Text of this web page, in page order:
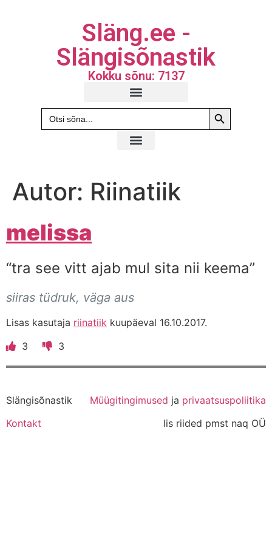
Släng.ee -
Slängisõnastik
Kokku sõnu: 7137
Search
for:
Search
Autor: Riinatiik
melissa
“tra see vitt ajab mul sita nii keema”
siiras tüdruk, väga aus
Lisas kasutaja riinatiik kuupäeval 16.10.2017.
3
3
Slängisõnastik Müügitingimused ja privaatsuspoliitika
Kontakt
lis riided pmst naq OÜ